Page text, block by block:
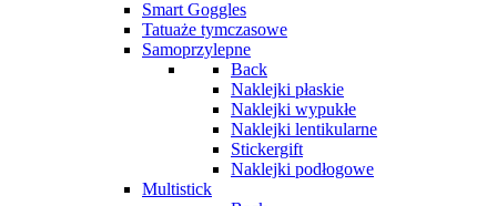
Smart Goggles
Tatuaże tymczasowe
Samoprzylepne
Back
Naklejki płaskie
Naklejki wypukłe
Naklejki lentikularne
Stickergift
Naklejki podłogowe
Multistick